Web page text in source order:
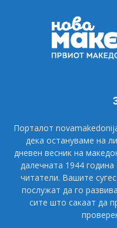
Порталот
дека остануваме на
дневен весник на
далечната 1944
читатели. Вашите
послужат да го
сите што сакаат да